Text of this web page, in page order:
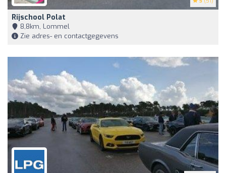
Rijschool Polat
8,8km, Lommel
Zie adres- en contactgegevens